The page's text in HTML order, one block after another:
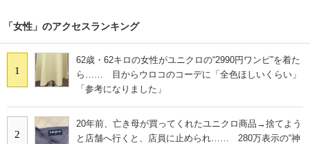
「女性」のアクセスランキング
1
62歳・62キロの女性がユニクロの“2990円ワンピ”を着た
ら…… 目からウロコのコーデに「全色ほしいくらい」
「参考になりました」
2
20年前、亡き母が買ってくれたユニクロ商品→捨てよう
と店舗へ行くと、店員に止められ…… 280万表示の“神